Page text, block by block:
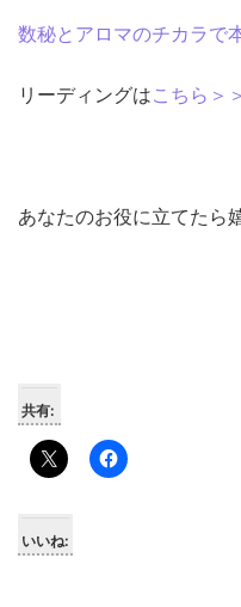
数秘とアロマのチカラで
リーディングはこちら＞＞
あなたのお役に立てたら
共有:
いいね: